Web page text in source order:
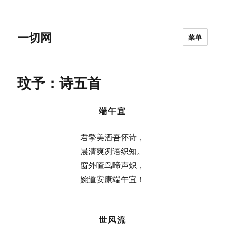
一切网 菜单
玟予：诗五首
端午宜
君擎美酒吾怀诗，
晨清爽冽语织知。
窗外喳鸟啼声炽，
婉道安康端午宜！
世风流